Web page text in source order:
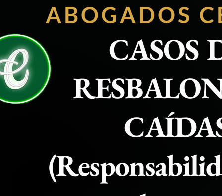
CASOS
ABOGADOS